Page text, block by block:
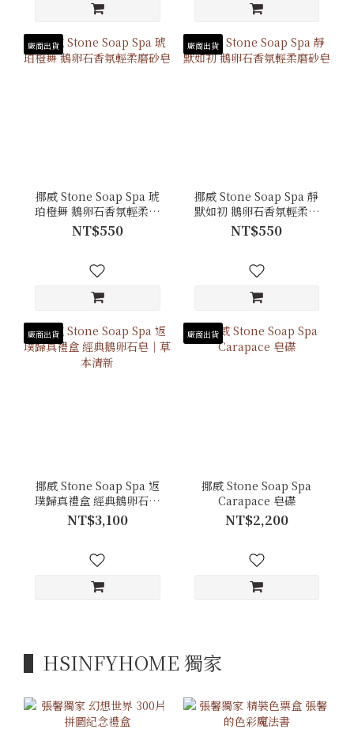
廠商出貨
挪威 Stone Soap Spa 琥
珀橙舞 鵝卵石香氛輕柔磨
砂皂
NT$550
廠商出貨
挪威 Stone Soap Spa 靜
默如初 鵝卵石香氛輕柔磨
砂皂
NT$550
廠商出貨
挪威 Stone Soap Spa 返
璞歸真禮盒 經典鵝卵石皂
｜草本清新
NT$3,100
廠商出貨
挪威 Stone Soap Spa
Carapace 皂碟
NT$2,200
▌HSINFYHOME 獨家